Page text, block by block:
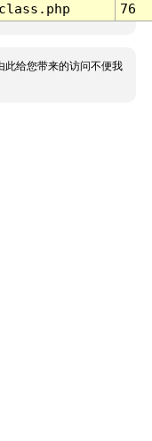
76
此给您带来的访问不便我